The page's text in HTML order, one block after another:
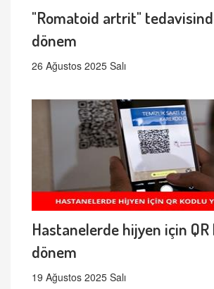
"Romatoid artrit"
dönem
26 Ağustos 2025 Salı
Hastanelerde hijyen için
dönem
19 Ağustos 2025 Salı